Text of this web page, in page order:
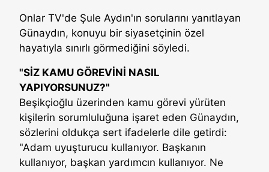
Onlar TV'de Şule Aydın'ın sorularını yanıtlayan
Günaydın, konuyu bir siyasetçinin özel
hayatıyla sınırlı görmediğini söyledi.
"SİZ KAMU GÖREVİNİ NASIL
YAPIYORSUNUZ?"
Beşikçioğlu üzerinden kamu görevi yürüten
kişilerin sorumluluğuna işaret eden Günaydın,
sözlerini oldukça sert ifadelerle dile getirdi:
"Adam uyuşturucu kullanıyor. Başkanın
kullanıyor, başkan yardımcın kullanıyor. Ne